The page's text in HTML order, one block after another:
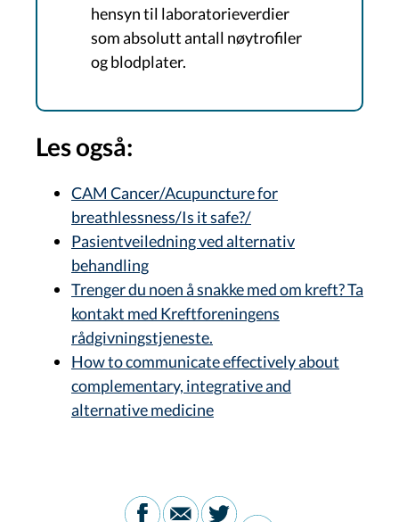
hensyn til laboratorieverdier
som absolutt antall nøytrofiler
og blodplater.
Les også:
CAM Cancer/Acupuncture for
breathlessness/Is it safe?/
Pasientveiledning ved alternativ
behandling
Trenger du noen å snakke med om kreft? Ta
kontakt med Kreftforeningens
rådgivningstjeneste.
How to communicate effectively about
complementary, integrative and
alternative medicine